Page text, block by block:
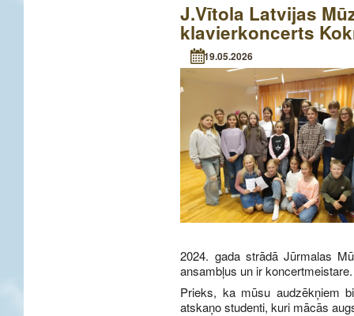
J.Vītola Latvijas
klavierkoncerts
19.05.2026
2024. gada strādā Jūrmalas
ansambļus un ir koncertmeistare.
Prieks, ka mūsu audzēkņiem
atskaņo studenti, kuri mācās